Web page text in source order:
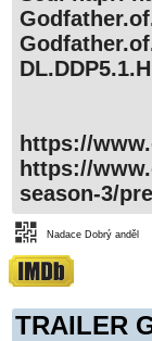
https://
https://
season-3/
Nadace Dobrý anděl
TRAILER